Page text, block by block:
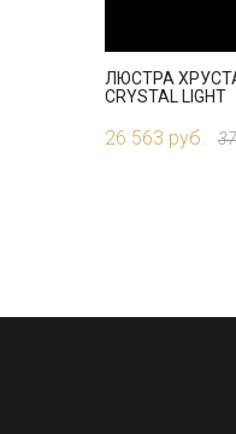
ЛЮСТРА
CRYSTAL LIGHT
26 563 руб.